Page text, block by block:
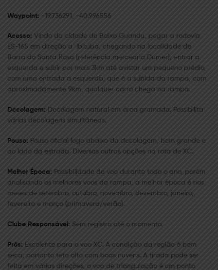
Waypoint: -19.736291, -40.996556
Acesso: Vindo da cidade de Baixo Guandu, pegar a rodovia
ES-165 em direção a Ibituba, chegando na localidade de
Barra do Santa Rosa (referência mercearia Dumer), entrar a
esquerda e subir por mais 3km até avistar um pequeno prédio,
com uma entrada a esquerda, que é a subida da rampa, com
aproximadamente 9km, qualquer carro chega na rampa.
Decolagem: Decolagem natural em área gramada. Possibilita
várias decolagens simultâneas.
Pouso: Pouso oficial logo abaixo da decolagem, bem grande e
ao lado da estrada. Diversas outras opções na rota de XC.
Melhor Época: Possibilidade de voo durante todo o ano, porém
analisando os melhores voos da rampa, a melhor época é nos
meses de setembro, outubro, novembro, dezembro, janeiro,
fevereiro e março (primavera/verão).
Clube Responsável: Sem registro até o momento.
Prós: Excelente para o voo XC. A condição da região é bem
seca, portanto teto alto com boas nuvens. A tirada pode ser
feita em várias direções, o voo de triangulação é um ponto